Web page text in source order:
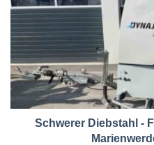
Schwerer Diebstahl -